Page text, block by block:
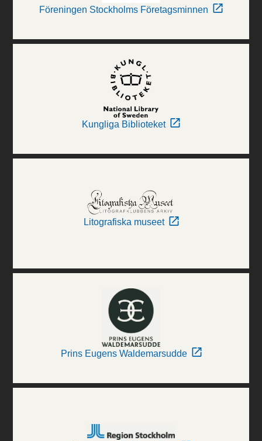
Föreningen Stockholms Företagsminnen
Kungliga Biblioteket
Litografiska museet
Prins Eugens Waldemarsudde